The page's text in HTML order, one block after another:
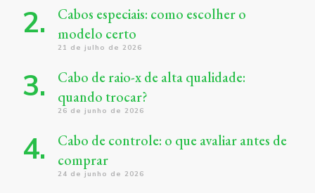
Cabos especiais: como escolher o
modelo certo
21 de julho de 2026
Cabo de raio-x de alta qualidade:
quando trocar?
26 de junho de 2026
Cabo de controle: o que avaliar antes de
comprar
24 de junho de 2026